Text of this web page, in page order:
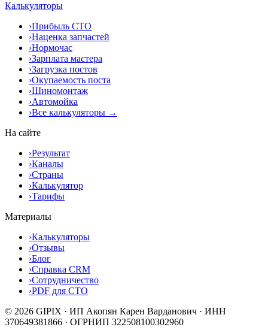
Калькуляторы
›Прибыль СТО
›Наценка запчастей
›Нормочас
›Зарплата мастера
›Загрузка постов
›Окупаемость поста
›Шиномонтаж
›Автомойка
›Все калькуляторы →
На сайте
›Результат
›Каналы
›Страны
›Калькулятор
›Тарифы
Материалы
›Калькуляторы
›Отзывы
›Блог
›Справка CRM
›Сотрудничество
›PDF для СТО
© 2026 GIPIX · ИП Акопян Карен Варданович · ИНН
370649381866 · ОГРНИП 322508100302960